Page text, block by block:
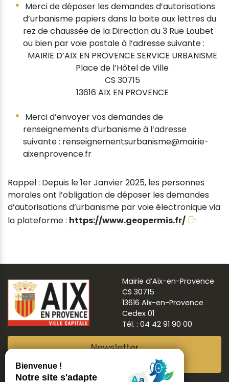
Merci de déposer les demandes d’autorisations
d’urbanisme papiers dans la boite aux lettres du
rez de chaussée de la Direction du 3 Rue Loubet
ou bien par voie postale à l’adresse suivante :
MAIRIE D’AIX EN PROVENCE SERVICE URBANISME
Place de l’Hôtel de Ville
CS 30715
13616 AIX EN PROVENCE
Merci d’envoyer vos demandes de
renseignements d’urbanisme à l’adresse
suivante : renseignementsurbanisme@mairie­
aixenprovence.fr
Rappel : Depuis le 1er Janvier 2025, les personnes
morales ont l’obligation de déposer les demandes
d’autorisations d’urbanisme par voie électronique via
la plateforme : https://www.geopermis.fr/
Mairie d’Aix-en-Provence
CS 30715
13616 Aix-en-Provence
Cedex 01
Tél. : 04 42 91 90 00
Newsletter